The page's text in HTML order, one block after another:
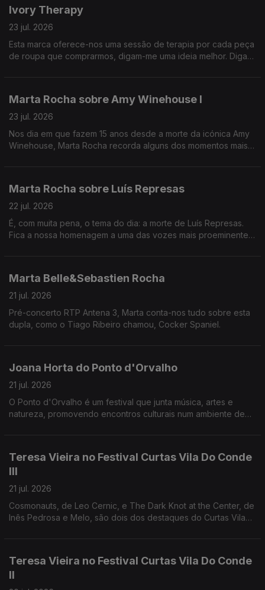
Ivory Therapy
23 jul. 2026
Esta marca oferece-nos uma sessão de terapia por cada peça
de roupa que comprarmos, digam-me uma ideia melhor. Diga-
Marta Rocha sobre Amy Winehouse I
23 jul. 2026
Nos dia em que fazem 15 anos desde a morte da icónica Amy
Winehouse, Marta Rocha recorda alguns dos momentos mais
Marta Rocha sobre Luís Represas
22 jul. 2026
É, com muita pena, o tema do dia: a morte de Luís Represas.
Fica a nossa homenagem a uma das vozes mais proeminentes
Marta Belle&Sebastien Rocha
21 jul. 2026
Pré-concerto RTP Antena 3, Marta conta-nos tudo sobre esta
dupla, como o Tiago Ribeiro chamou, Cocker Spaniel.
Joana Horta do Ponto d'Orvalho
21 jul. 2026
O Ponto d'Orvalho é um festival que junta música, artes e
natureza, promovendo encontros culturais num ambiente de
Teresa Vieira no Festival Curtas Vila Do Conde
III
21 jul. 2026
Cosmonauts, de Leo Cernic, e The Dark Knot at the Center, de
Inês Pedrosa e Melo, são dois dos destaques do Curtas Vila
Teresa Vieira no Festival Curtas Vila Do Conde
II